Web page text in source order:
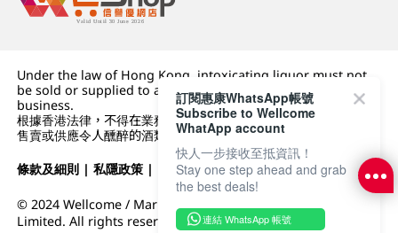
Under the law of Hong Kong, intoxicating liquor must not
be sold or supplied to a minor (under 18) in the course of
business.
根據香港法律，不得在業務過程中，向未成年人 (18 歲以下人士)
售賣或供應令人醺醉的酒類。
條款及細則 |私隱政策 | DFI零售集團
© 2024 Wellcome / Market Place. The Dairy Farm Company
Limited. All rights reserved.
訂閱惠康WhatsApp帳號
Subscribe to Wellcome
WhatApp account
快人一步接收至抵資訊！
Stay one step ahead and grab
the best deals!
連結 WhatsApp 帳號